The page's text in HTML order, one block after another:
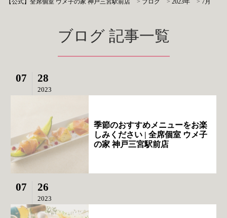
【公式】全席個室 ウメ子の家 神戸三宮駅前店 > ブログ >2023年 >7月
ブログ 記事一覧
07 28
2023
季節のおすすめメニューをお楽
しみください | 全席個室 ウメ子
の家 神戸三宮駅前店
07 26
2023